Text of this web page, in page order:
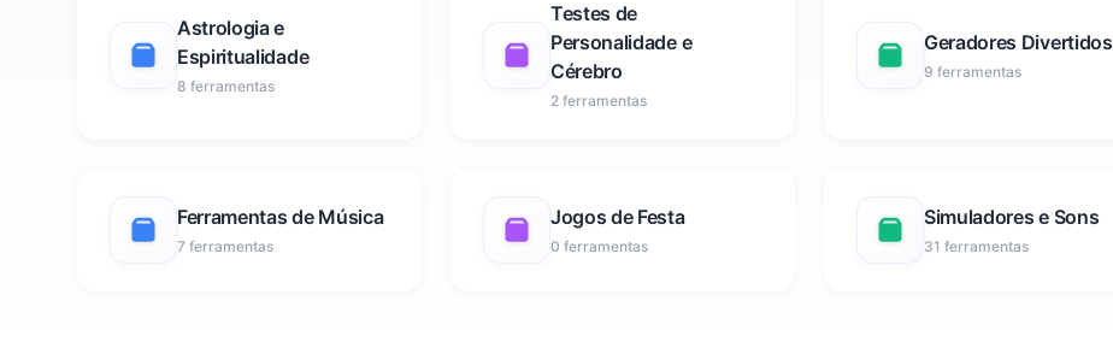
Astrologia e
Espiritualidade
8 ferramentas
Testes de
Personalidade e
Cérebro
2 ferramentas
Geradores Divertidos
9 ferramentas
Ferramentas de Música
7 ferramentas
Jogos de Festa
0 ferramentas
Simuladores e Sons
31 ferramentas